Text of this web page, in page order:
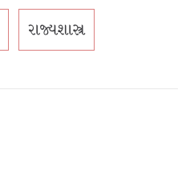
રાજ્યશાસ્ત્ર